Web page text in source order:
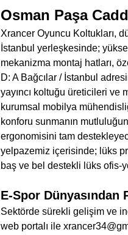
Osman Paşa
Xrancer Oyuncu Koltukları,
İstanbul yerleşkesinde;
mekanizma montaj hatları,
D: A Bağcılar / İstanbul
yayıncı koltuğu üreticileri
kurumsal mobilya
konforu sunmanın
ergonomisini tam
yelpazemiz içerisinde; lüks
baş ve bel destekli lüks ofis-
E-Spor Dünyasından
Sektörde sürekli gelişim ve
web portalı ile